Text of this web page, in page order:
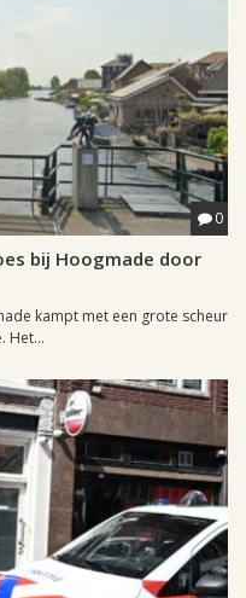
0
bij Hoogmade door
kampt met een grote scheur
Het...